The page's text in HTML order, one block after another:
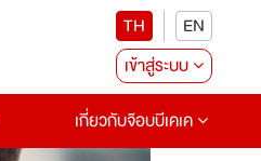
TH
EN
เข้าสู่ระบบ
เกี่ยวกับจ๊อบบีเคเค